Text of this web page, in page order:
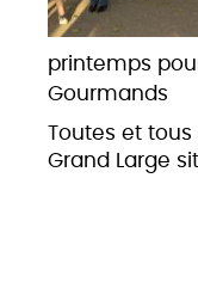
printemps
Gourmands
Toutes et
Grand Large